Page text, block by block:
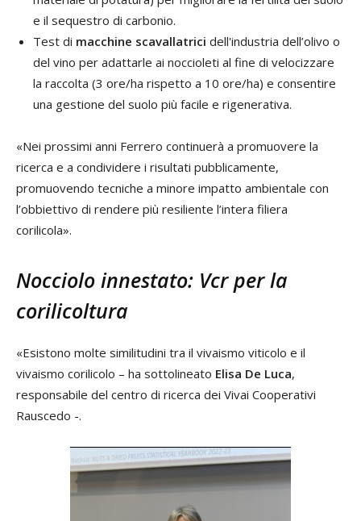
e il sequestro di carbonio.
Test di macchine scavallatrici dell'industria dell’olivo o
del vino per adattarle ai noccioleti al fine di velocizzare
la raccolta (3 ore/ha rispetto a 10 ore/ha) e consentire
una gestione del suolo più facile e rigenerativa.
«Nei prossimi anni Ferrero continuerà a promuovere la
ricerca e a condividere i risultati pubblicamente,
promuovendo tecniche a minore impatto ambientale con
l’obbiettivo di rendere più resiliente l’intera filiera
corilicola».
Nocciolo innestato: Vcr per la
corilicoltura
«Esistono molte similitudini tra il vivaismo viticolo e il
vivaismo corilicolo – ha sottolineato Elisa De Luca,
responsabile del centro di ricerca dei Vivai Cooperativi
Rauscedo -.